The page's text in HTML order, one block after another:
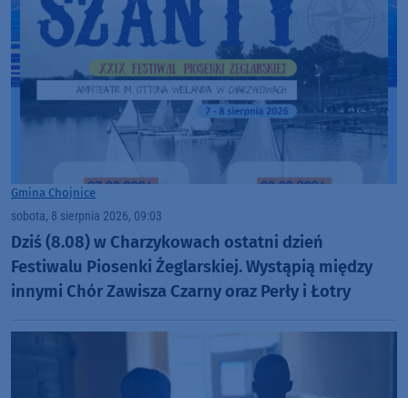
Gmina Chojnice
sobota, 8 sierpnia 2026, 09:03
Dziś (8.08) w Charzykowach ostatni dzień
Festiwalu Piosenki Żeglarskiej. Wystąpią między
innymi Chór Zawisza Czarny oraz Perły i Łotry